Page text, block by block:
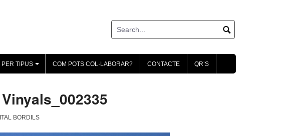
+
PER TIPUS COM POTS COL·LABORAR? CONTACTE QR’S
BORDILS